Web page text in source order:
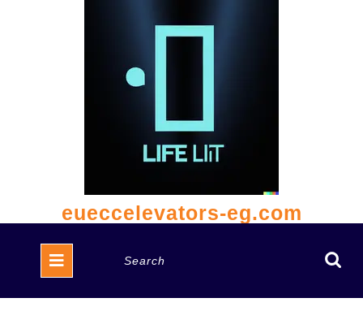
eueccelevators-eg.com
Open
Button